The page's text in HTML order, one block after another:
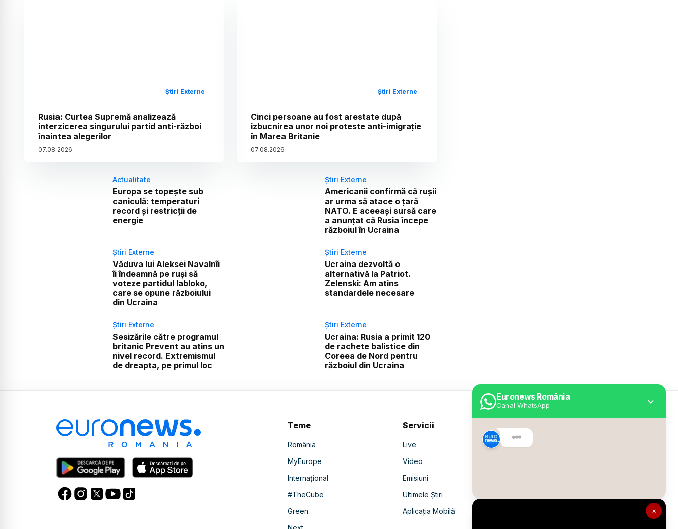
×
Euronews România
Canal WhatsApp
Știri Externe
Rusia: Curtea Supremă analizează
interzicerea singurului partid anti-război
înaintea alegerilor
07.08.2026
Știri Externe
Cinci persoane au fost arestate după
izbucnirea unor noi proteste anti-imigrație
în Marea Britanie
07.08.2026
Actualitate
Europa se topește sub
caniculă: temperaturi
record și restricții de
energie
Știri Externe
Americanii confirmă că rușii
ar urma să atace o țară
NATO. E aceeași sursă care
a anunțat că Rusia începe
războiul în Ucraina
Știri Externe
Văduva lui Aleksei Navalnîi
îi îndeamnă pe ruși să
voteze partidul Iabloko,
care se opune războiului
din Ucraina
Știri Externe
Ucraina dezvoltă o
alternativă la Patriot.
Zelenski: Am atins
standardele necesare
Știri Externe
Sesizările către programul
britanic Prevent au atins un
nivel record. Extremismul
de dreapta, pe primul loc
Știri Externe
Ucraina: Rusia a primit 120
de rachete balistice din
Coreea de Nord pentru
războiul din Ucraina
Teme
România
MyEurope
Internațional
#TheCube
Green
Servicii
Live
Video
Emisiuni
Ultimele Știri
Aplicația Mobilă
Despre Euronews